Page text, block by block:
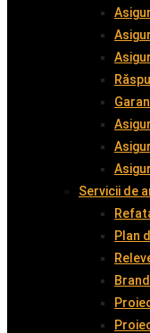
Servicii de
Plan